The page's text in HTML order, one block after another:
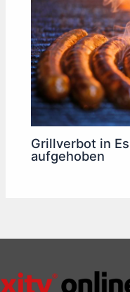
Grillverbot in
aufgehoben